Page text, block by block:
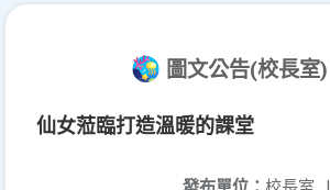
圖文公告(校長室)
仙女蒞臨打造溫暖的課堂